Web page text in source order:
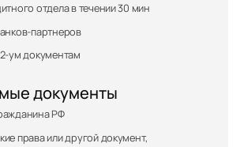
отдела в течении 30 мин
партнеров
ум документам
документы
РФ
права или другой документ,